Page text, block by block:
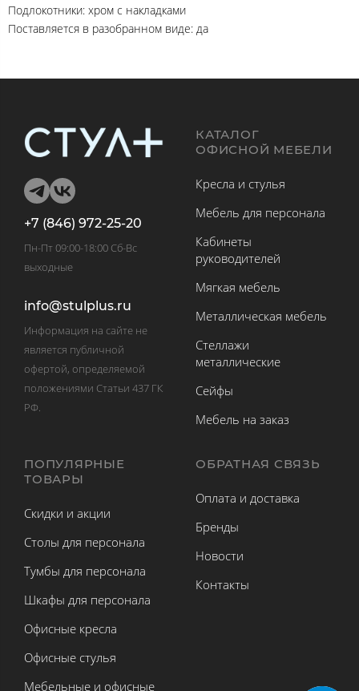
Подлокотники: хром с накладками
Поставляется в разобранном виде: да
+7 (846) 972-25-20
Пн-Пт 09:00-18:00 Сб-Вс
выходные
info@stulplus.ru
Информация на сайте не
является публичной
офертой, определяемой
положениями Статьи 437 ГК
РФ.
КАТАЛОГ
ОФИСНОЙ МЕБЕЛИ
Кресла и стулья
Мебель для персонала
Кабинеты
руководителей
Мягкая мебель
Металлическая мебель
Стеллажи
металлические
Сейфы
Мебель на заказ
ПОПУЛЯРНЫЕ
ТОВАРЫ
Скидки и акции
Столы для персонала
Тумбы для персонала
Шкафы для персонала
Офисные кресла
Офисные стулья
Мебельные и офисные
ОБРАТНАЯ СВЯЗЬ
Оплата и доставка
Бренды
Новости
Контакты